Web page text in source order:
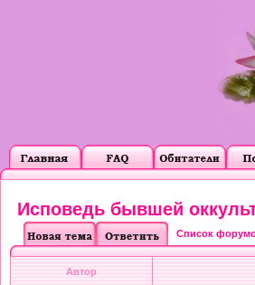
Исповедь бывшей
Список
Автор